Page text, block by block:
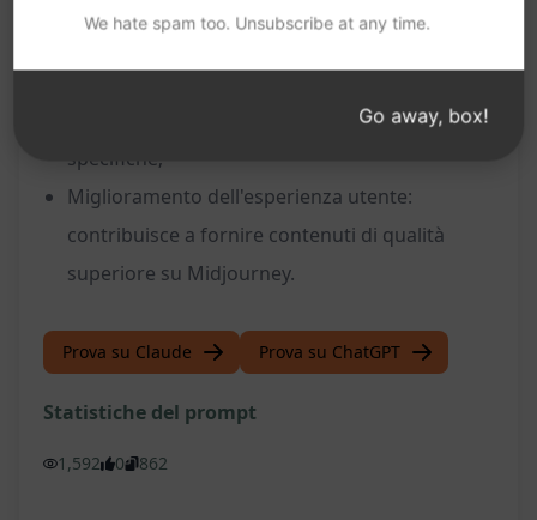
adattare i prompt in base alle esigenze
specifiche;
Miglioramento dell'esperienza utente:
contribuisce a fornire contenuti di qualità
superiore su Midjourney.
Prova su Claude Prova su ChatGPT
Statistiche del prompt
1,592 0 862
We hate spam too. Unsubscribe at any time.
Go away, box!